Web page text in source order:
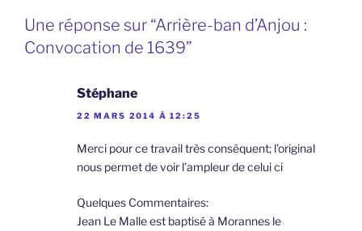
Une réponse sur “Arrière-ban d’Anjou :
Convocation de 1639”
Stéphane
22 MARS 2014 À 12:25
Merci pour ce travail très conséquent; l’original
nous permet de voir l’ampleur de celui ci
Quelques Commentaires:
Jean Le Malle est baptisé à Morannes le